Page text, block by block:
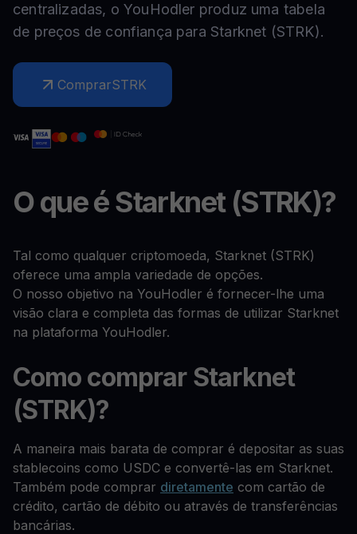
centralizadas, o YouHodler produz uma tabela
de preços de confiança para Starknet (STRK).
ComprarSTRK
O que é Starknet (STRK)?
Tal como qualquer criptomoeda, Starknet (STRK)
oferece uma ampla variedade de opções.
O nosso objetivo na YouHodler é fornecer-lhe uma
visão clara e completa das formas de utilizar Starknet
na plataforma YouHodler.
Como comprar Starknet
(STRK)?
A maneira mais barata de comprar é depositar as suas
stablecoins como USDC e convertê-las em Starknet.
Também pode comprar diretamente com cartão de
crédito, cartão de débito ou através de transferências
bancárias.